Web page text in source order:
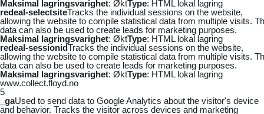
Maksimal lagringsvarighet: ØktType: HTML lokal lagring
redeal-selectsiteTracks the individual sessions on the website,
allowing the website to compile statistical data from multiple visits.
data can also be used to create leads for marketing purposes.
Maksimal lagringsvarighet: ØktType: HTML lokal lagring
redeal-sessionidTracks the individual sessions on the website,
allowing the website to compile statistical data from multiple visits.
data can also be used to create leads for marketing purposes.
Maksimal lagringsvarighet: ØktType: HTML lokal lagring
www.collect.floyd.no
5
_gaUsed to send data to Google Analytics about the visitor's device
and behavior. Tracks the visitor across devices and marketing